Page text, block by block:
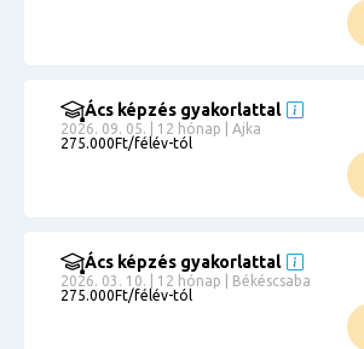
Ács képzés gyakorlattal
2026. 09. 05. | 12 hónap | Ajka
275.000Ft/félév-tól
Ács képzés gyakorlattal
2026. 03. 10. | 12 hónap | Békéscsaba
275.000Ft/félév-tól